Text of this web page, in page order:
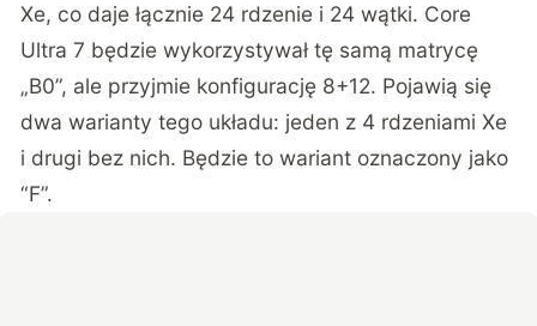
Xe, co daje łącznie 24 rdzenie i 24 wątki. Core
Ultra 7 będzie wykorzystywał tę samą matrycę
„B0”, ale przyjmie konfigurację 8+12. Pojawią się
dwa warianty tego układu: jeden z 4 rdzeniami Xe
i drugi bez nich. Będzie to wariant oznaczony jako
“F”.